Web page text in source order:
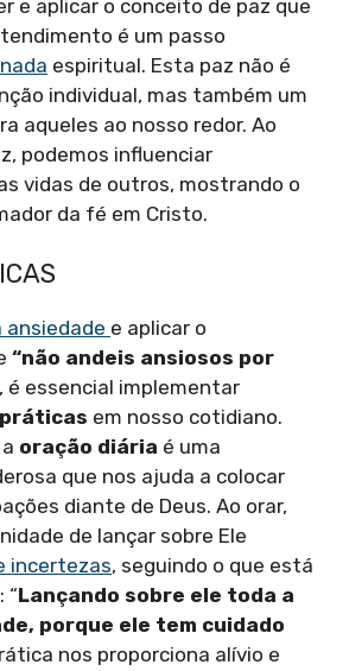
e aplicar o conceito de paz que
é um passo
espiritual. Esta paz não é
individual, mas também um
aqueles ao nosso redor. Ao
podemos influenciar
vidas de outros, mostrando o
da fé em Cristo.
ansiedade e aplicar o
“não andeis ansiosos por
, é essencial implementar
em nosso cotidiano.
oração diária é uma
que nos ajuda a colocar
diante de Deus. Ao orar,
de lançar sobre Ele
incertezas, seguindo o que está
: “Lançando sobre ele toda a
porque ele tem cuidado
nos proporciona alívio e